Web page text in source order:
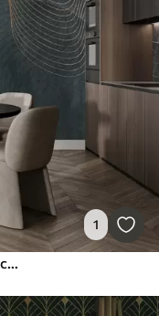
1
Peintures murales Lignes ondulées de couleur verte